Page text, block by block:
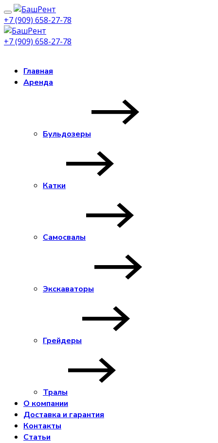
+7 (909) 658-27-78
+7 (909) 658-27-78
Главная
Аренда
Бульдозеры
Катки
Самосвалы
Экскаваторы
Грейдеры
Тралы
О компании
Доставка и гарантия
Контакты
Статьи